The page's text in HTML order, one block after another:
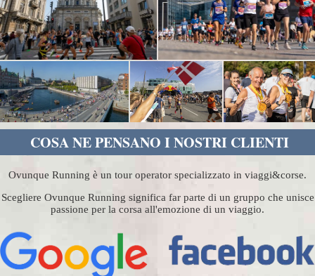
COSA NE PENSANO I NOSTRI CLIENTI
Ovunque Running è un tour operator specializzato in viaggi&corse.
Scegliere Ovunque Running significa far parte di un gruppo che unisce
passione per la corsa all'emozione di un viaggio.